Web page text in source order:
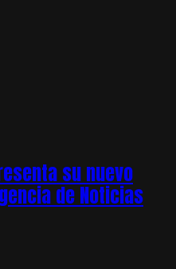
su nuevo
de Noticias